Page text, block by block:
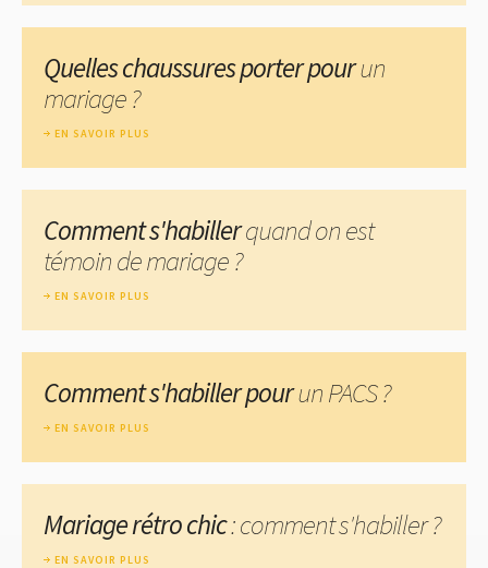
Quelles chaussures porter pourun
mariage ?
EN SAVOIR PLUS
Comment s'habillerquand on est
témoin de mariage ?
EN SAVOIR PLUS
Comment s'habiller pourun PACS ?
EN SAVOIR PLUS
Mariage rétro chic: comment s'habiller ?
EN SAVOIR PLUS